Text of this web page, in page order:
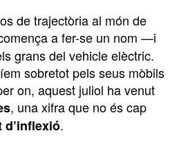
de trajectòria al món de
a fer-se un nom —i
grans del vehicle elèctric.
sobretot pels seus mòbils
on, aquest juliol ha venut
, una xifra que no és cap
d’inflexió.